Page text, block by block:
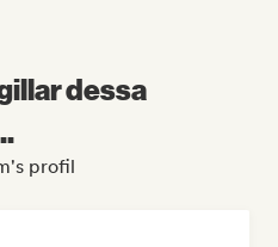
dessa
profil